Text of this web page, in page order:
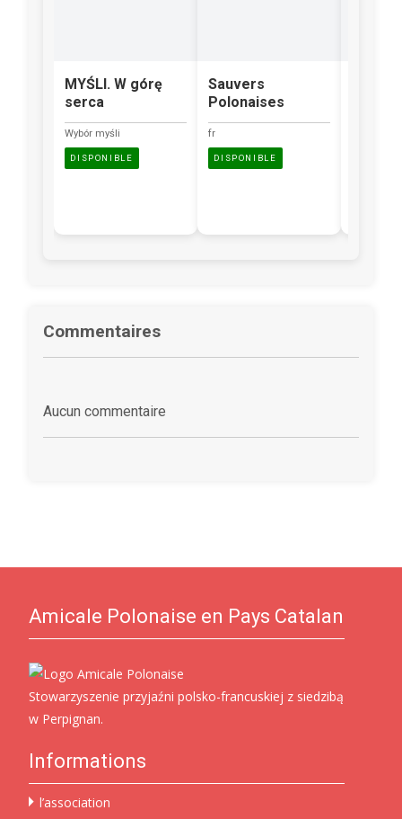
MYŚLI. W górę
serca
Wybór myśli
DISPONIBLE
Sauvers
Polonaises
fr
DISPONIBLE
Commentaires
Aucun commentaire
Amicale Polonaise en Pays Catalan
Stowarzyszenie przyjaźni polsko-francuskiej z siedzibą
w Perpignan.
Informations
l’association